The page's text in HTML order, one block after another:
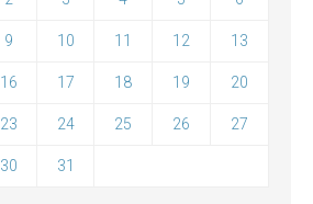
9 10 11 12 13
16 17 18 19 20
23 24 25 26 27
30 31